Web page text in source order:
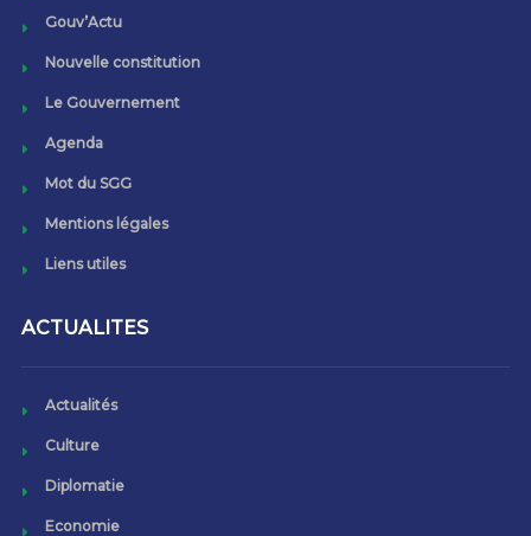
Gouv’Actu
Nouvelle constitution
Le Gouvernement
Agenda
Mot du SGG
Mentions légales
Liens utiles
ACTUALITES
Actualités
Culture
Diplomatie
Economie